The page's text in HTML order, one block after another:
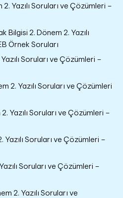
2. Yazılı Soruları ve Çözümleri –
Bilgisi 2. Dönem 2. Yazılı
Örnek Soruları
Yazılı Soruları ve Çözümleri –
2. Yazılı Soruları ve Çözümleri
Yazılı Soruları ve Çözümleri –
Yazılı Soruları ve Çözümleri –
Soruları ve Çözümleri –
2. Yazılı Soruları ve